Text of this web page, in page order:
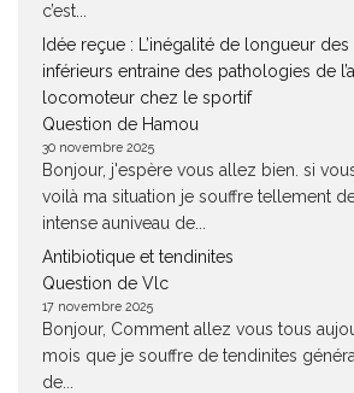
c’est...
Idée reçue : L’inégalité de longueur
inférieurs entraine des pathologies de
locomoteur chez le sportif
Question de Hamou
30 novembre 2025
Bonjour, j'espère vous allez bien. si
voilà ma situation je souffre tellement
intense auniveau de...
Antibiotique et tendinites
Question de Vlc
17 novembre 2025
Bonjour, Comment allez vous tous
mois que je souffre de tendinites
de...